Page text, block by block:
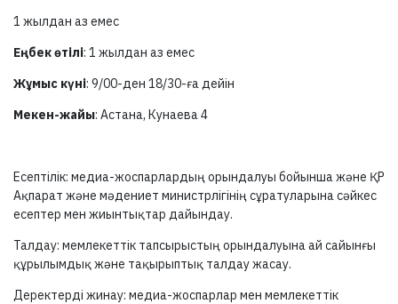
1 жылдан аз емес
Еңбек өтілі: 1 жылдан аз емес
Жұмыс күні: 9/00-ден 18/30-ға дейін
Мекен-жайы: Астана, Кунаева 4
Есептілік: медиа-жоспарлардың орындалуы бойынша және ҚР
Ақпарат және мәдениет министрлігінің сұратуларына сәйкес
есептер мен жиынтықтар дайындау.
Талдау: мемлекеттік тапсырыстың орындалуына ай сайынғы
құрылымдық және тақырыптық талдау жасау.
Деректерді жинау: медиа-жоспарлар мен мемлекеттік